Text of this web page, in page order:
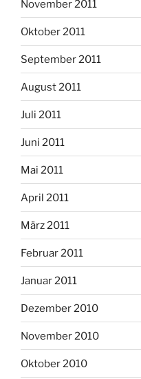
November 2011
Oktober 2011
September 2011
August 2011
Juli 2011
Juni 2011
Mai 2011
April 2011
März 2011
Februar 2011
Januar 2011
Dezember 2010
November 2010
Oktober 2010